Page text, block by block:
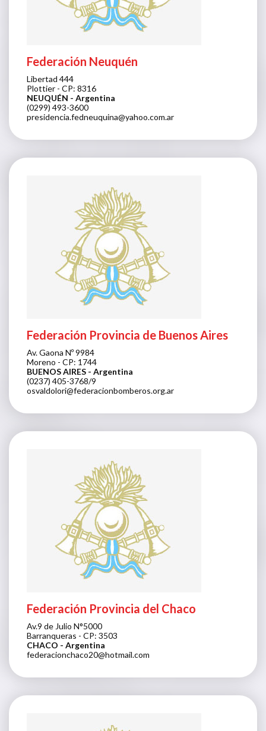
Federación Neuquén
Libertad 444
Plottier - CP: 8316
NEUQUÉN - Argentina
(0299) 493-3600
presidencia.fedneuquina@yahoo.com.ar
Federación Provincia de Buenos Aires
Av. Gaona Nº 9984
Moreno - CP: 1744
BUENOS AIRES - Argentina
(0237) 405-3768/9
osvaldolori@federacionbomberos.org.ar
Federación Provincia del Chaco
Av.9 de Julio N°5000
Barranqueras - CP: 3503
CHACO - Argentina
federacionchaco20@hotmail.com